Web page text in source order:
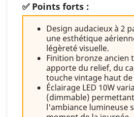
✅ Points forts :
Design audacieux à 2
une esthétique
légèreté visuelle.
Finition bronze ancien
apporte du relief, du
touche vintage haut
Éclairage LED 10W
(dimmable)
l'ambiance lumineuse